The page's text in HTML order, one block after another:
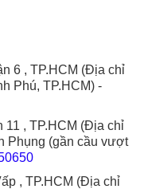
6 , TP.HCM (Địa chỉ
Phú, TP.HCM) -
, TP.HCM (Địa chỉ
Phụng (gần cầu vượt
, TP.HCM (Địa chỉ